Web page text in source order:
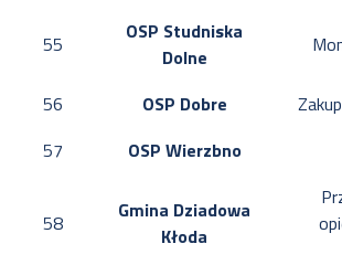
55
OSP Studniska
Dolne
56 OSP Dobre
57
OSP Wierzbno
58
Gmina Dziadowa
Kłoda